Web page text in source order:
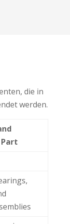
die in
werden.